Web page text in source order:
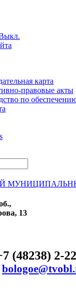
карта
правовые акты
по
13
(48238) 2-